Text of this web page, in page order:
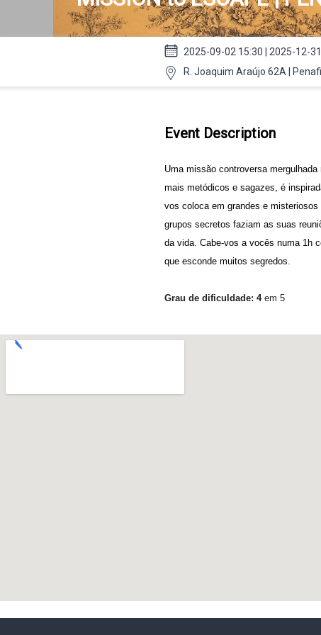
2025-09-02 15:30 | 2025-12-
R. Joaquim Araújo 62A |
Event Description
Uma missão controversa
mais metódicos e sagazes, é
vos coloca em grandes e
grupos secretos faziam as suas
da vida. Cabe-vos a vocês numa 1h
que esconde muitos segredos.
Grau de dificuldade: 4em 5